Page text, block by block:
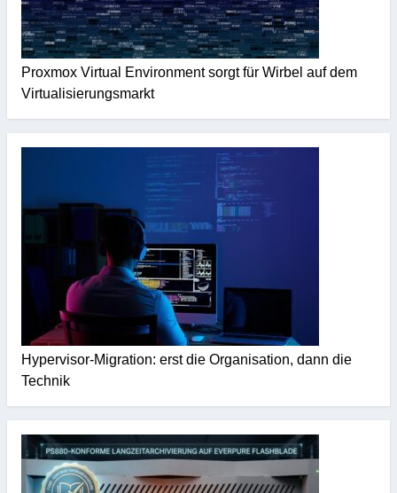
Proxmox Virtual Environment sorgt für Wirbel auf dem
Virtualisierungsmarkt
Hypervisor-Migration: erst die Organisation, dann die
Technik